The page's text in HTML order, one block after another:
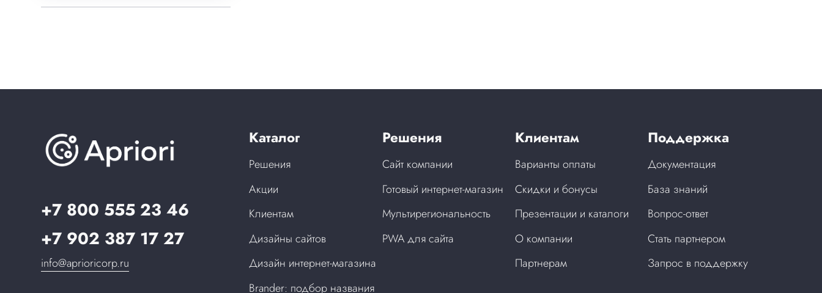
+7 800 555 23 46
+7 902 387 17 27
info@aprioricorp.ru
Каталог
Решения
Акции
Клиентам
Дизайны сайтов
Дизайн интернет-магазина
Brander: подбор названия
Решения
Сайт компании
Готовый интернет-магазин
Мультирегиональность
PWA для сайта
Клиентам
Варианты оплаты
Скидки и бонусы
Презентации и каталоги
О компании
Партнерам
Поддержка
Документация
База знаний
Вопрос-ответ
Стать партнером
Запрос в поддержку